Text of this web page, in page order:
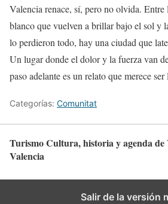
Valencia renace, sí, pero no olvida. Entre
blanco que vuelven a brillar bajo el sol y
lo perdieron todo, hay una ciudad que
Un lugar donde el dolor y la fuerza van
paso adelante es un relato que merece ser
Categorías: Comunitat
Turismo Cultura, historia y agenda de
Valencia
Salir de la versión